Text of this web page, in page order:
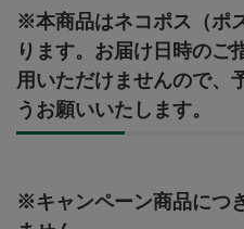
※本商品はネコポス（ポ
ります。お届け日時の
用いただけませんので、
うお願いいたします。
※キャンペーン商品につ